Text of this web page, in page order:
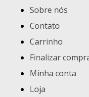
Sobre nós
Contato
Carrinho
Finalizar
Minha conta
Loja